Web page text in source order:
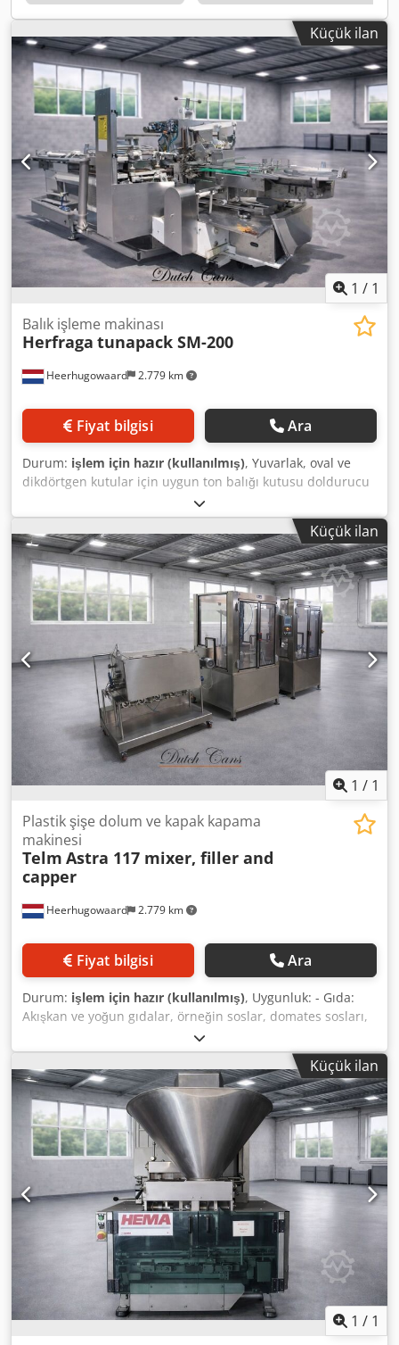
Küçük ilan
1 / 1
Heerhugowaard 2.779 km
Balık işleme makinası
Herfraga tunapack SM-200
Fiyat bilgisi Ara
Durum: işlem için hazır (kullanılmış), Yuvarlak, oval ve
dikdörtgen kutular için uygun ton balığı kutusu doldurucu
Kutu çapı aralığı yuvarlak: 50 mm - 100 mm Kutu yükseklik
aralığı: 25 mm - 62 mm Cjdpfx Aljwr D Aaj Dorf Kapasite:
dakikada 100 - 200 kutuya kadar
Küçük ilan
1 / 1
Heerhugowaard 2.779 km
Plastik şişe dolum ve kapak kapama
makinesi
Telm Astra 117 mixer, filler and
capper
Fiyat bilgisi Ara
Durum: işlem için hazır (kullanılmış), Uygunluk: - Gıda:
Akışkan ve yoğun gıdalar, örneğin soslar, domates sosları,
pate, mayonez, ketçap, salata sosu - Kimya: Pestisitler,
deterjanlar, gübreler, herbisitler, boyalar, vernikler -
Kozmetik: Şampuanlar, kremler, duş jelleri, yağlar,
losyonlar 4 adet volumetrik dolum başlığına sahip pistonlu
dolum makinesi, yukarı doğru dolum sağlayan Csdpfx
Aljyxpqcj Dorf Kapak manuel olarak operatör tarafından
yerleştirilir Otomatik kapak kapatıcı 80 litrelik mikserli ve
ısıtıcılı tank dahil Saatte 2000 şişeye kadar dolum
yapabilme
Küçük ilan
1 / 1